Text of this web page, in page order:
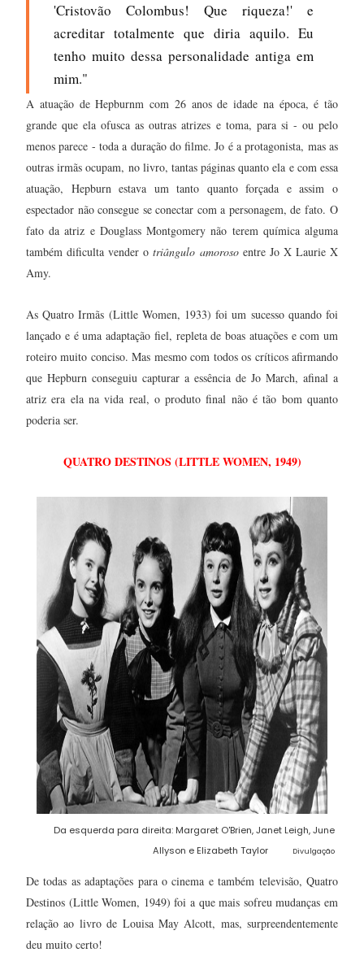
'Cristovão Colombus! Que riqueza!' e
acreditar totalmente que diria aquilo. Eu
tenho muito dessa personalidade antiga em
mim."
A atuação de Hepburnm com 26 anos de idade na época, é tão
grande que ela ofusca as outras atrizes e toma, para si - ou pelo
menos parece - toda a duração do filme. Jo é a protagonista, mas as
outras irmãs ocupam, no livro, tantas páginas quanto ela e com essa
atuação, Hepburn estava um tanto quanto forçada e assim o
espectador não consegue se conectar com a personagem, de fato. O
fato da atriz e Douglass Montgomery não terem química alguma
também dificulta vender otriângulo amorosoentre Jo X Laurie X
Amy.
As Quatro Irmãs (Little Women, 1933) foi um sucesso quando foi
lançado e é uma adaptação fiel, repleta de boas atuações e com um
roteiro muito conciso. Mas mesmo com todos os críticos afirmando
que Hepburn conseguiu capturar a essência de Jo March, afinal a
atriz era ela na vida real, o produto final não é tão bom quanto
poderia ser.
QUATRO DESTINOS (LITTLE WOMEN, 1949)
Da esquerda para direita: Margaret O'Brien, Janet Leigh, June
Allyson e Elizabeth Taylor
Divulgação
De todas as adaptações para o cinema e também televisão, Quatro
Destinos (Little Women, 1949) foi a que mais sofreu mudanças em
relação ao livro de Louisa May Alcott, mas, surpreendentemente
deu muito certo!